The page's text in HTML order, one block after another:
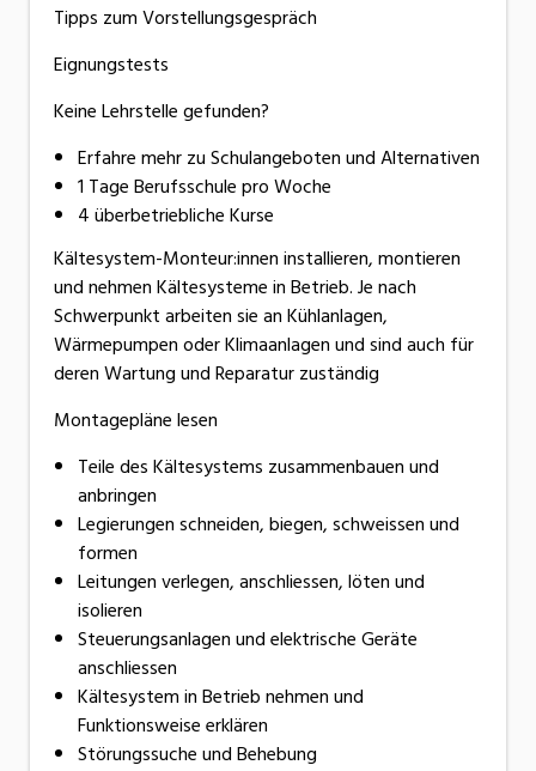
Tipps zum Vorstellungsgespräch
Eignungstests
Keine Lehrstelle gefunden?
Erfahre mehr zu Schulangeboten und Alternativen
1 Tage Berufsschule pro Woche
4 überbetriebliche Kurse
Kältesystem-Monteur:innen installieren, montieren
und nehmen Kältesysteme in Betrieb. Je nach
Schwerpunkt arbeiten sie an Kühlanlagen,
Wärmepumpen oder Klimaanlagen und sind auch für
deren Wartung und Reparatur zuständig
Montagepläne lesen
Teile des Kältesystems zusammenbauen und
anbringen
Legierungen schneiden, biegen, schweissen und
formen
Leitungen verlegen, anschliessen, löten und
isolieren
Steuerungsanlagen und elektrische Geräte
anschliessen
Kältesystem in Betrieb nehmen und
Funktionsweise erklären
Störungssuche und Behebung